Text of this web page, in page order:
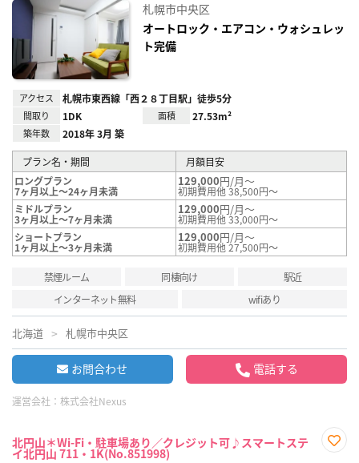
録
札幌市中央区
オートロック・エアコン・ウォシュレッ
ト完備
アクセス 札幌市東西線「西２８丁目駅」徒歩5分
間取り 1DK 面積 27.53m²
築年数 2018年 3月 築
プラン名・期間
月額目安
ロングプラン
7ヶ月以上～24ヶ月未満
129,000円/月～
初期費用他 38,500円～
ミドルプラン
3ヶ月以上～7ヶ月未満
129,000円/月～
初期費用他 33,000円～
ショートプラン
1ヶ月以上～3ヶ月未満
129,000円/月～
初期費用他 27,500円～
禁煙ルーム 同棲向け
駅近
インターネット無料
wifiあり
北海道 札幌市中央区
お問合わせ 電話する
運営会社： 株式会社Nexus
北円山＊Wi-Fi・駐車場あり／クレジット可♪スマートステ
イ北円山 711・1K(No.851998)